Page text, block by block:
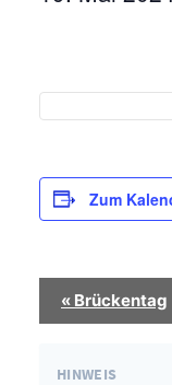
Zum
Termin-
Navigation
« Brückentag
HINWEIS